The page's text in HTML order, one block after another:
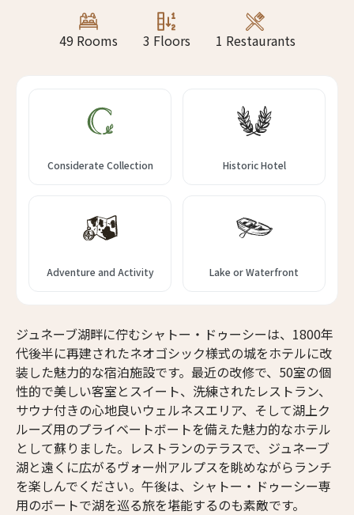
16人
49 Rooms 3 Floors 1 Restaurants
Considerate Collection Historic Hotel
Adventure and Activity Lake or Waterfront
ジュネーブ湖畔に佇むシャトー・ドゥーシーは、1800年
代後半に再建されたネオゴシック様式の城をホテルに改
装した魅力的な宿泊施設です。最近の改修で、50室の個
性的で美しい客室とスイート、洗練されたレストラン、
サウナ付きの心地良いウェルネスエリア、そして湖上ク
ルーズ用のプライベートボートを備えた魅力的なホテル
として蘇りました。レストランのテラスで、ジュネーブ
湖と遠くに広がるヴォー州アルプスを眺めながらランチ
を楽しんでください。午後は、シャトー・ドゥーシー専
用のボートで湖を巡る旅を堪能するのも素敵です。